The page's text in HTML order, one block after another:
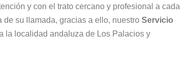
y con el trato cercano y profesional a cada
su llamada, gracias a ello, nuestro Servicio
la localidad andaluza de Los Palacios y